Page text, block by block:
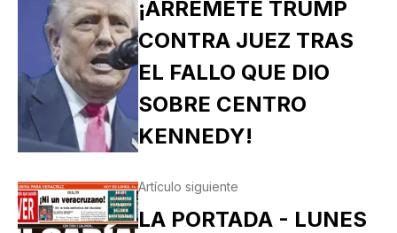
¡ARREMETE TRUMP
CONTRA JUEZ TRAS
EL FALLO QUE DIO
SOBRE CENTRO
KENNEDY!
Artículo siguiente
LA PORTADA - LUNES